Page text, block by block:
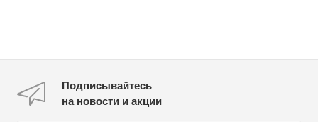
Подписывайтесь
на новости и акции